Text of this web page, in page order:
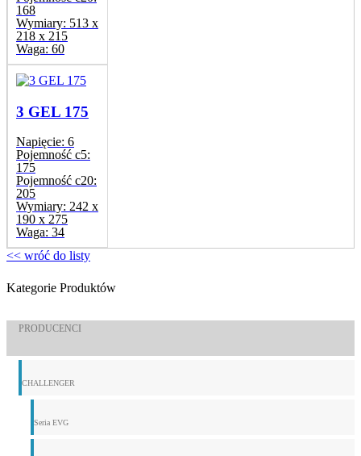
168
Wymiary: 513 x
218 x 215
Waga: 60
3 GEL 175
Napięcie: 6
Pojemność c5:
175
Pojemność c20:
205
Wymiary: 242 x
190 x 275
Waga: 34
<< wróć do listy
Kategorie Produktów
PRODUCENCI
CHALLENGER
Seria EVG